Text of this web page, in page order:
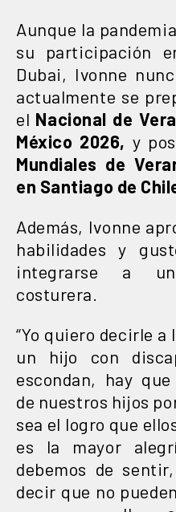
Aunque la
su participación
Dubai, Ivonne
actualmente se
el Nacional de
México 2026, y
Mundiales de
en Santiago de
Además, Ivonne
habilidades y
integrarse a
costurera.
“Yo quiero decirle
un hijo con
escondan, hay
de nuestros hijos
sea el logro que
es la mayor
debemos de
decir que no